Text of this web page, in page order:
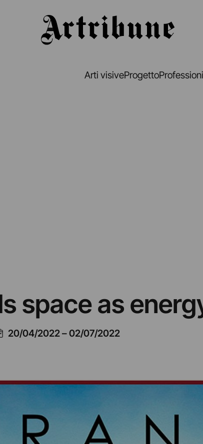
Arti visiveProgettoProfessioni
space as
20/04/2022–02/07/2022